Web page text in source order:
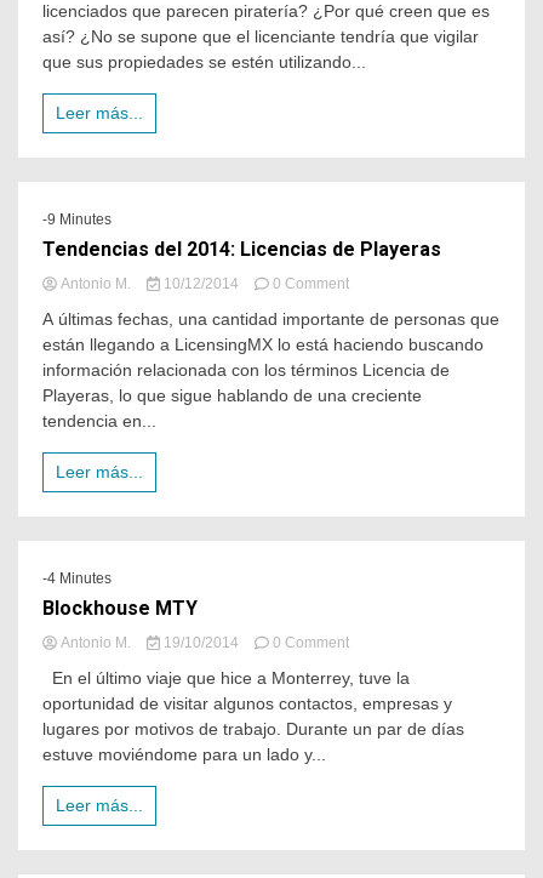
licenciados que parecen piratería? ¿Por qué creen que es
así? ¿No se supone que el licenciante tendría que vigilar
que sus propiedades se estén utilizando...
Leer más...
-9 Minutes
Tendencias del 2014: Licencias de Playeras
Antonio M. 10/12/2014 0 Comment
A últimas fechas, una cantidad importante de personas que
están llegando a LicensingMX lo está haciendo buscando
información relacionada con los términos Licencia de
Playeras, lo que sigue hablando de una creciente
tendencia en...
Leer más...
-4 Minutes
Blockhouse MTY
Antonio M. 19/10/2014 0 Comment
En el último viaje que hice a Monterrey, tuve la
oportunidad de visitar algunos contactos, empresas y
lugares por motivos de trabajo. Durante un par de días
estuve moviéndome para un lado y...
Leer más...